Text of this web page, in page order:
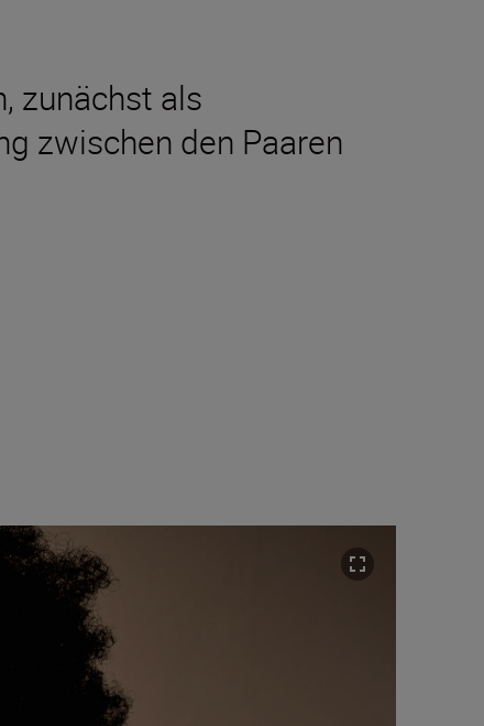
zunächst als
zwischen den Paaren